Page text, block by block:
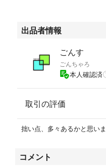
ロイヤルカナン
型番：3182550702225
【注意事項】
※新品未使用品ですが、自
※未開封につき初期不良の
※落札後のキャンセル等は
出品者情報
ごんす
ごんちゃろ
本人確認済
取引の評価
拙い点、多々あるかと思い
コメント